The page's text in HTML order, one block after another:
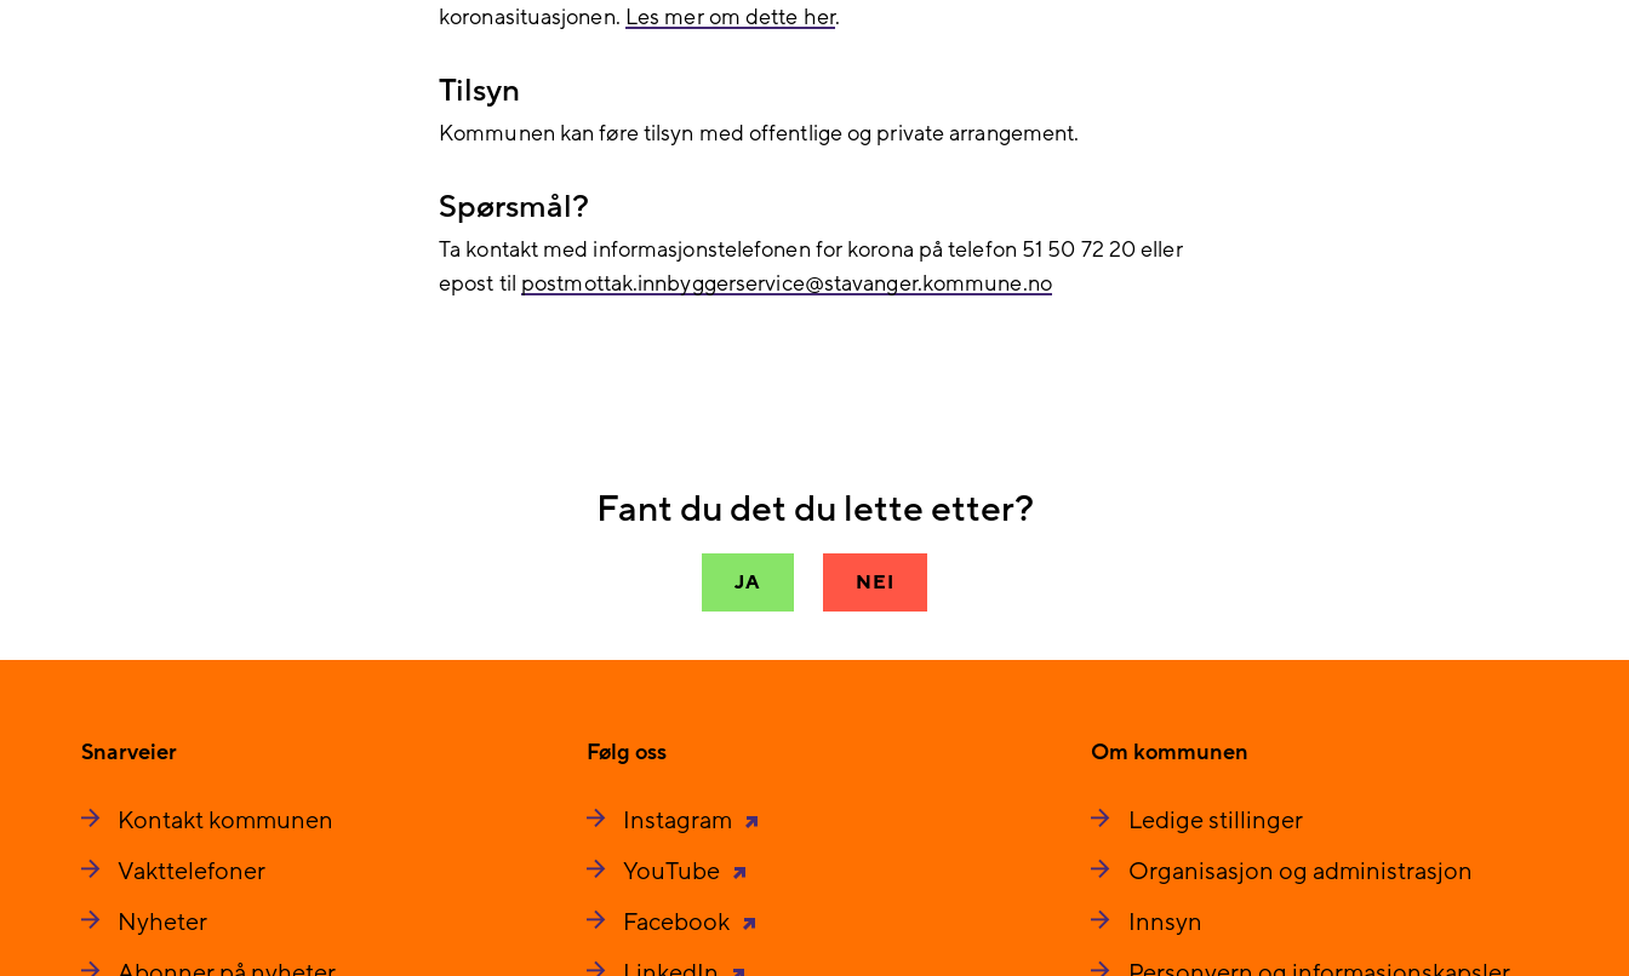
koronasituasjonen. Les mer om dette her.
Tilsyn
Kommunen kan føre tilsyn med offentlige og private arrangement.
Spørsmål?
Ta kontakt med informasjonstelefonen for korona på telefon 51 50 72 20 eller
epost til postmottak.innbyggerservice@​stavanger.kommune.no
Fant du det du lette etter?
JA NEI
Snarveier
Kontakt kommunen
Vakttelefoner
Nyheter
Følg oss
Instagram
YouTube
Facebook
Om kommunen
Ledige stillinger
Organisasjon og administrasjon
Innsyn